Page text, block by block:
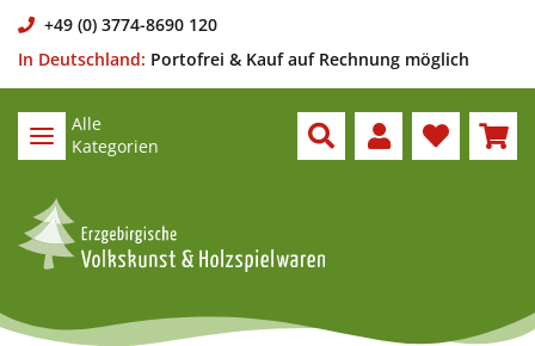
+49 (0) 3774-8690 120
In Deutschland: Portofrei & Kauf auf Rechnung möglich
Alle
Kategorien